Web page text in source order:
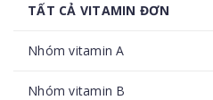
TẤT CẢ VITAMIN ĐƠN
Nhóm vitamin A
Nhóm vitamin B